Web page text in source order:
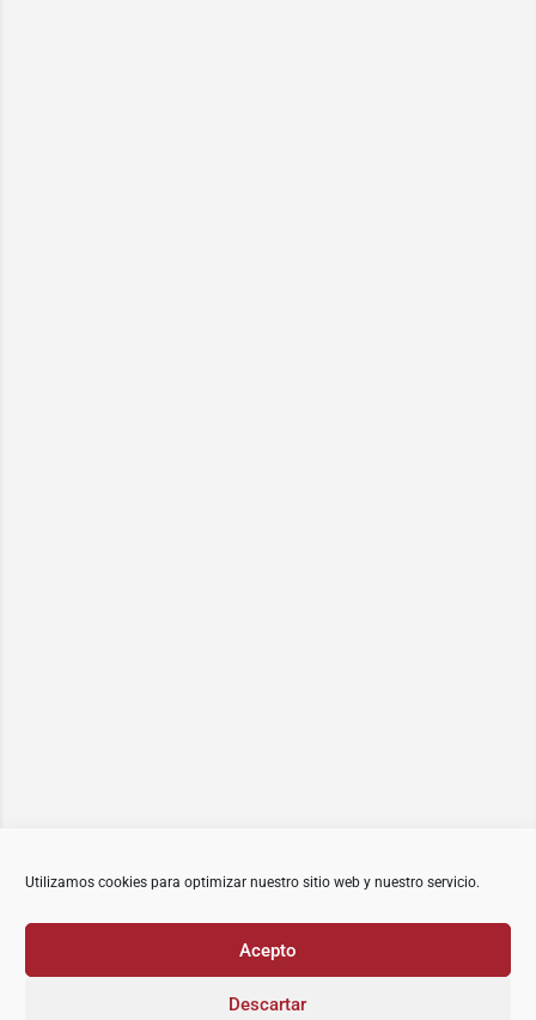
Utilizamos cookies para optimizar nuestro sitio web y nuestro servicio.
Acepto
Descartar